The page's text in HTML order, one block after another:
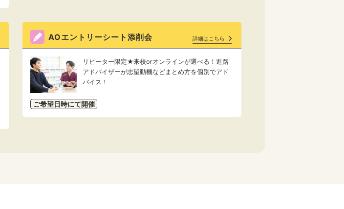
AOエントリーシート添削会 詳細はこちら
リピーター限定★来校orオンラインが選べる！進路
アドバイザーが志望動機などまとめ方を個別でアド
バイス！
ご希望日時にて開催